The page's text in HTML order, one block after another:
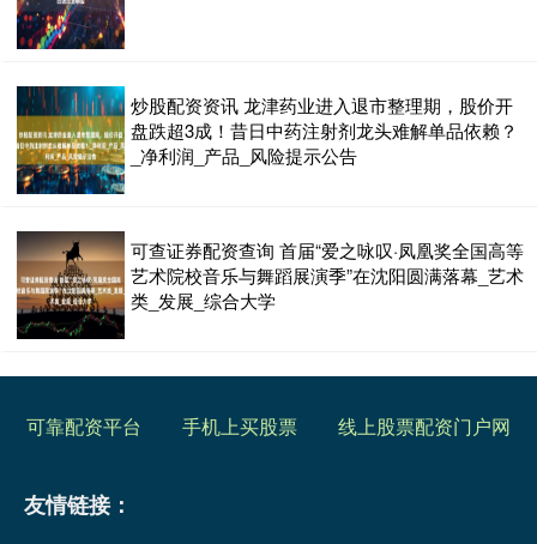
炒股配资资讯 龙津药业进入退市整理期，股价开
盘跌超3成！昔日中药注射剂龙头难解单品依赖？
_净利润_产品_风险提示公告
可查证券配资查询 首届“爱之咏叹·凤凰奖全国高等
艺术院校音乐与舞蹈展演季”在沈阳圆满落幕_艺术
类_发展_综合大学
可靠配资平台 手机上买股票 线上股票配资门户网
友情链接：